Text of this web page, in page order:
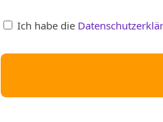
Ich habe die